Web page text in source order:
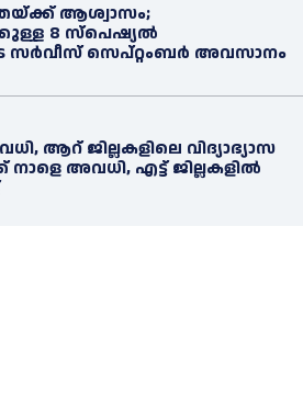
ആശ്വാസം;
8 സ്പെഷ്യൽ
സർവീസ് സെപ്റ്റംബർ അവസാനം
ആറ് ജില്ലകളിലെ വിദ്യാഭ്യാസ
അവധി, എട്ട് ജില്ലകളിൽ